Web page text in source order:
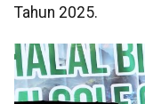
Tahun 2025.